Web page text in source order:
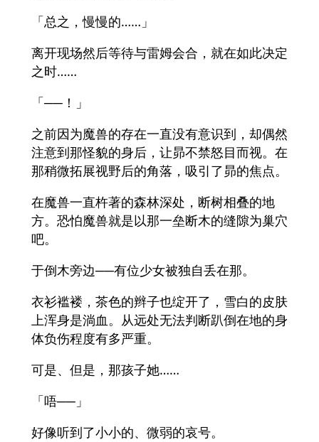
「总之，慢慢的……」
离开现场然后等待与雷姆会合，就在如此决定
之时……
「──！」
之前因为魔兽的存在一直没有意识到，却偶然
注意到那怪貌的身后，让昴不禁怒目而视。在
那稍微拓展视野后的角落，吸引了昴的焦点。
在魔兽一直杵著的森林深处，断树相叠的地
方。恐怕魔兽就是以那一垒断木的缝隙为巢穴
吧。
于倒木旁边──有位少女被独自丢在那。
衣衫褴褛，茶色的辫子也绽开了，雪白的皮肤
上浑身是淌血。从远处无法判断趴倒在地的身
体负伤程度有多严重。
可是、但是，那孩子她……
「唔──」
好像听到了小小的、微弱的哀号。